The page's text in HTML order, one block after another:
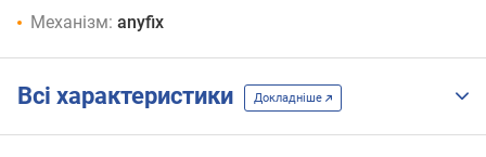
Механізм: anyfix
Всі характеристики Докладніше